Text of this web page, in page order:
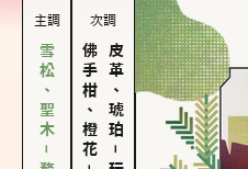
主調
雪松、聖木－務實型
次調
佛手柑、橙花皮革、琥珀
－